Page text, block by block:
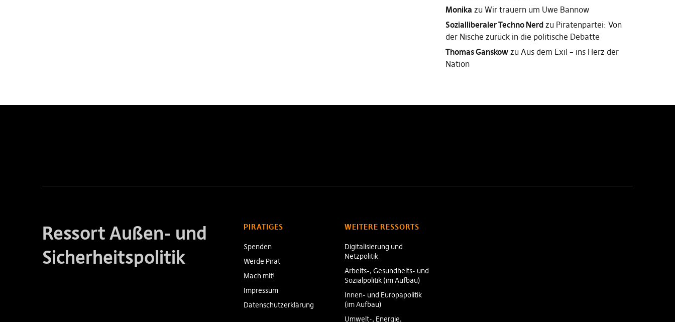
Monika zu Wir trauern um Uwe Bannow
Sozialliberaler Techno Nerdzu Piratenpartei: Von
der Nische zurück in die politische Debatte
Thomas Ganskowzu Aus dem Exil – ins Herz der
Nation
Ressort Außen- und
Sicherheitspolitik
PIRATIGES
Spenden
Werde Pirat
Mach mit!
Impressum
Datenschutzerklärung
WEITERE RESSORTS
Digitalisierung und
Netzpolitik
Arbeits-, Gesundheits- und
Sozialpolitik (im Aufbau)
Innen- und Europapolitik
(im Aufbau)
Umwelt-, Energie,